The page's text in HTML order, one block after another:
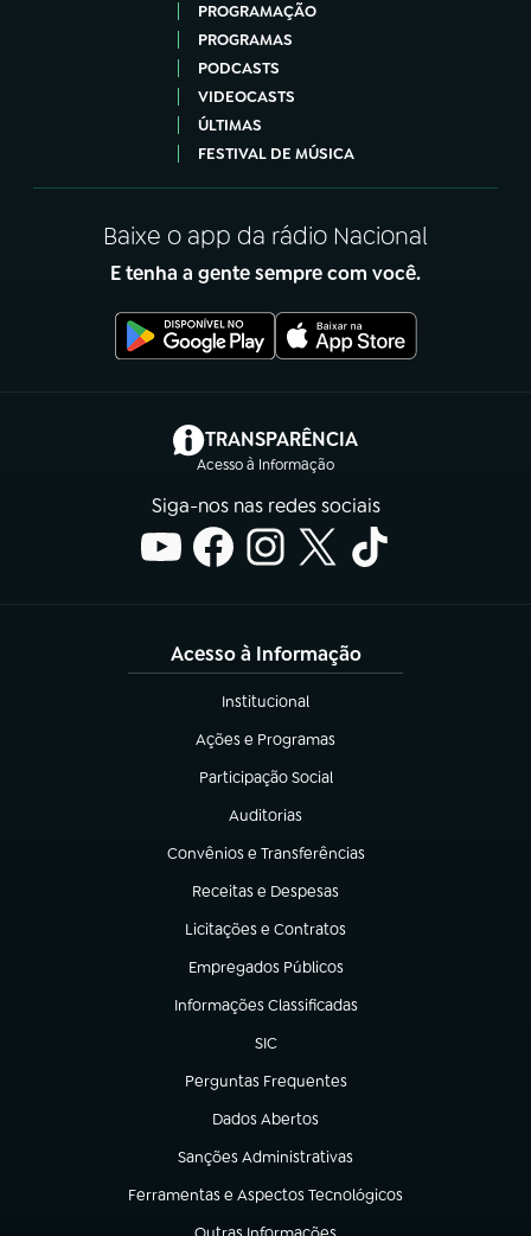
PROGRAMAÇÃO
PROGRAMAS
PODCASTS
VIDEOCASTS
ÚLTIMAS
FESTIVAL DE MÚSICA
Baixe o app da rádio Nacional
E tenha a gente sempre com você.
TRANSPARÊNCIA
Acesso à Informação
(abre em nova aba)
Siga-nos nas redes sociais
Acesso à Informação
Institucional
(abre em nova aba)
Ações e Programas
(abre em nova aba)
Participação Social
(abre em nova aba)
Auditorias
(abre em nova aba)
Convênios e Transferências
(abre em nova aba)
Receitas e Despesas
(abre em nova aba)
Licitações e Contratos
(abre em nova aba)
Empregados Públicos
(abre em nova aba)
Informações Classificadas
(abre em nova aba)
SIC
(abre em nova aba)
Perguntas Frequentes
(abre em nova aba)
Dados Abertos
(abre em nova aba)
Sanções Administrativas
(abre em nova aba)
Ferramentas e Aspectos Tecnológicos
(abre em nova aba)